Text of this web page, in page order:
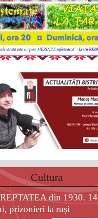
Cultura
din 1930. 14
prizonieri la ruși